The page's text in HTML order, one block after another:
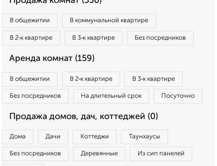
В общежитии В коммунальной квартире
В 2‑к квартире В 3‑к квартире Без посредников
Аренда комнат (159)
В общежитии В 2‑к квартире В 3‑к квартире
Без посредников На длительный срок Посуточно
Продажа домов, дач, коттеджей (0)
Дома Дачи Коттеджи Таунхаусы
Без посредников Деревянные Из сип панелей